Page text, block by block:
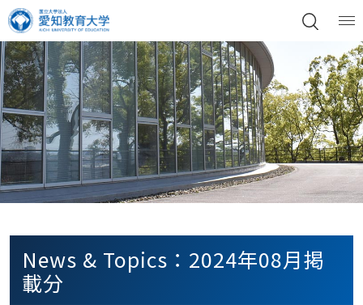
News & Topics：2024年08月掲
載分